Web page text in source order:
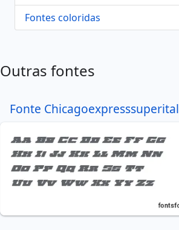
Fontes coloridas
Outras fontes
Fonte Chicagoexpresssuperital